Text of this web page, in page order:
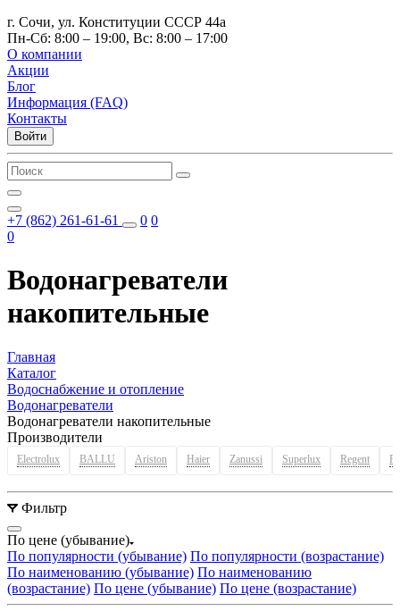
г. Сочи, ул. Конституции СССР 44а
Пн-Сб: 8:00 – 19:00, Вс: 8:00 – 17:00
О компании
Акции
Блог
Информация (FAQ)
Контакты
Войти
+7 (862) 261-61-61 0 0
0
Водонагреватели
накопительные
Главная
Каталог
Водоснабжение и отопление
Водонагреватели
Водонагреватели накопительные
Производители
Electrolux BALLU Ariston Haier Zanussi Superlux Regent
Фильтр
По цене (убывание)
По популярности (убывание) По популярности (возрастание)
По наименованию (убывание) По наименованию
(возрастание) По цене (убывание) По цене (возрастание)